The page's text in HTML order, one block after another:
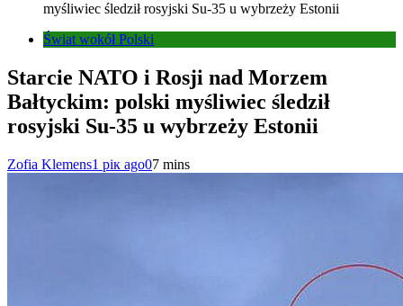
myśliwiec śledził rosyjski Su-35 u wybrzeży Estonii
Świat wokół Polski
Starcie NATO i Rosji nad Morzem
Bałtyckim: polski myśliwiec śledził
rosyjski Su-35 u wybrzeży Estonii
Zofia Klemens1 рік ago07 mins